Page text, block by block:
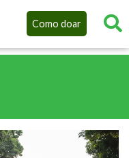
Como doar